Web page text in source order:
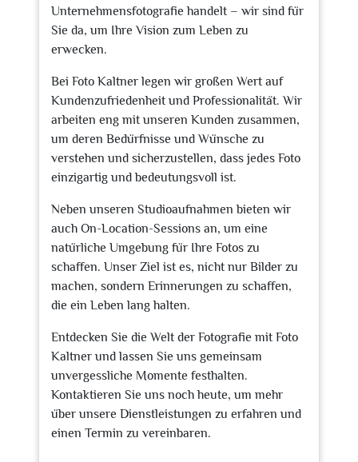
Unternehmensfotografie handelt – wir sind für
Sie da, um Ihre Vision zum Leben zu
erwecken.
Bei Foto Kaltner legen wir großen Wert auf
Kundenzufriedenheit und Professionalität. Wir
arbeiten eng mit unseren Kunden zusammen,
um deren Bedürfnisse und Wünsche zu
verstehen und sicherzustellen, dass jedes Foto
einzigartig und bedeutungsvoll ist.
Neben unseren Studioaufnahmen bieten wir
auch On-Location-Sessions an, um eine
natürliche Umgebung für Ihre Fotos zu
schaffen. Unser Ziel ist es, nicht nur Bilder zu
machen, sondern Erinnerungen zu schaffen,
die ein Leben lang halten.
Entdecken Sie die Welt der Fotografie mit Foto
Kaltner und lassen Sie uns gemeinsam
unvergessliche Momente festhalten.
Kontaktieren Sie uns noch heute, um mehr
über unsere Dienstleistungen zu erfahren und
einen Termin zu vereinbaren.